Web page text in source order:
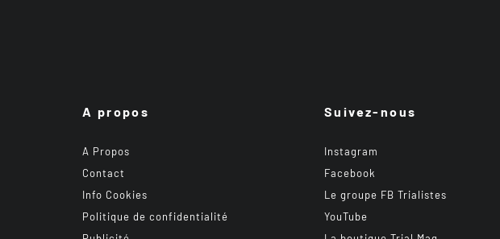
A propos
A Propos
Contact
Info Cookies
Politique de confidentialité
Suivez-nous
Instagram
Facebook
Le groupe FB Trialistes
YouTube